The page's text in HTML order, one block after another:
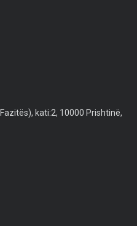
kati:2, 10000 Prishtinë,